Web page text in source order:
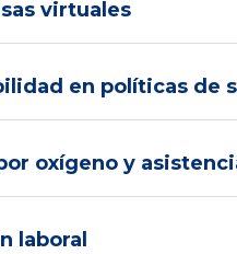
virtuales
en políticas de
oxígeno y
laboral